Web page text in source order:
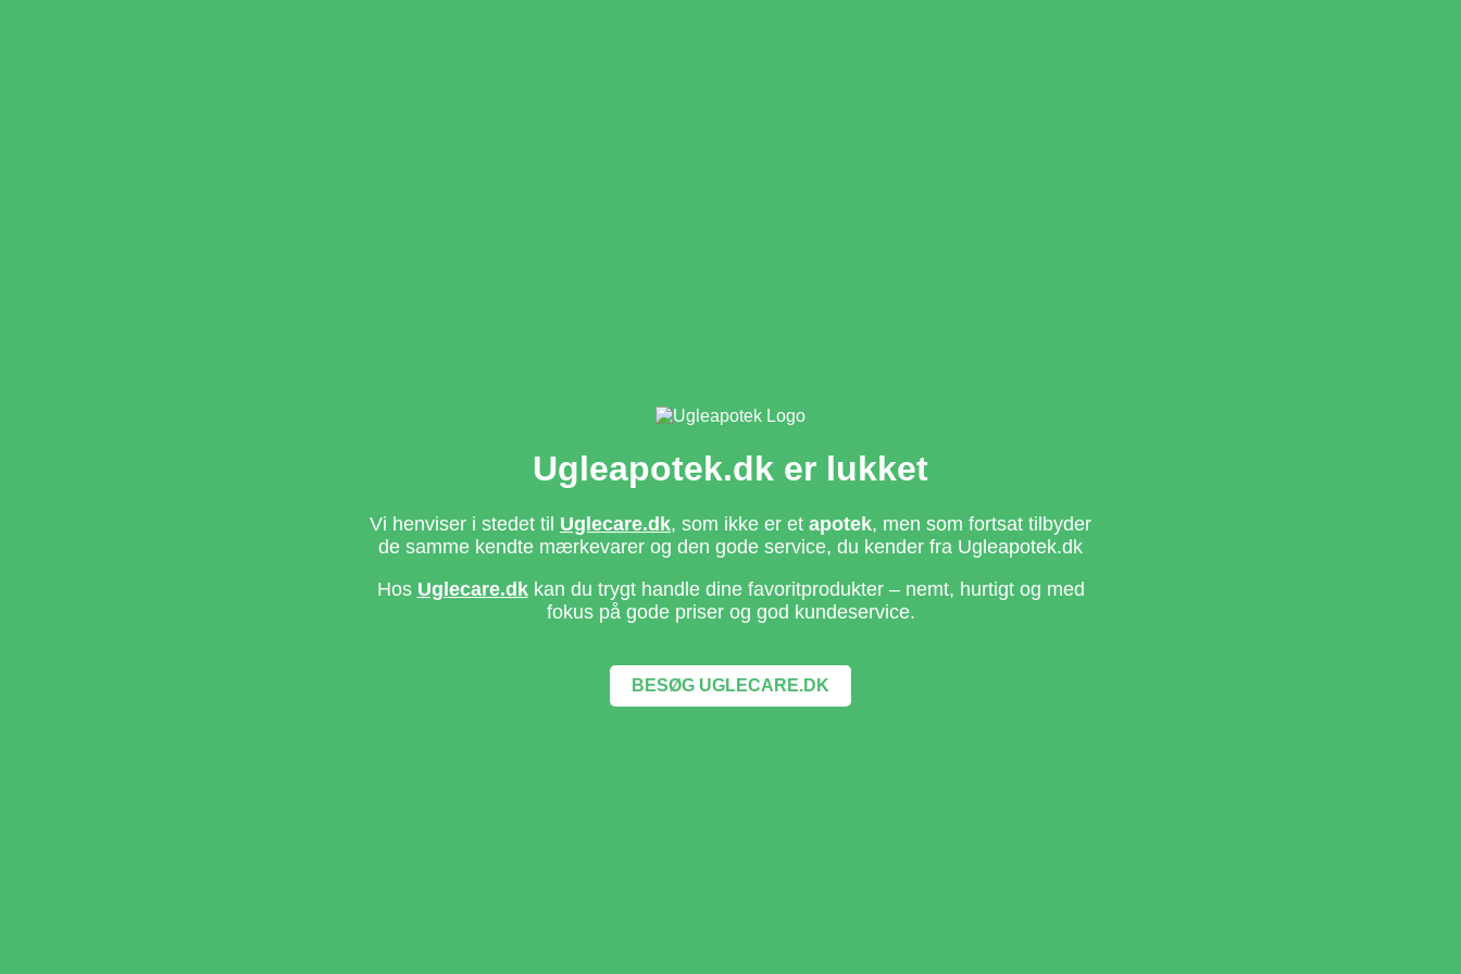
Ugleapotek.dk er lukket
Vi henviser i stedet til Uglecare.dk, som ikke er et apotek, men som fortsat tilbyder
de samme kendte mærkevarer og den gode service, du kender fra Ugleapotek.dk
Hos Uglecare.dkkan du trygt handle dine favoritprodukter – nemt, hurtigt og med
fokus på gode priser og god kundeservice.
BESØG UGLECARE.DK